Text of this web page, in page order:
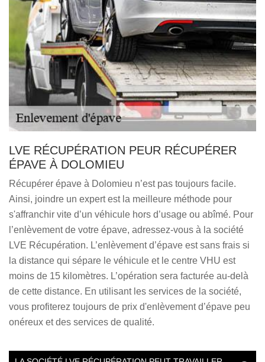
LVE RÉCUPÉRATION PEUR RÉCUPÉRER
ÉPAVE À DOLOMIEU
Récupérer épave à Dolomieu n’est pas toujours facile.
Ainsi, joindre un expert est la meilleure méthode pour
s'affranchir vite d’un véhicule hors d’usage ou abîmé. Pour
l’enlèvement de votre épave, adressez-vous à la société
LVE Récupération. L’enlèvement d’épave est sans frais si
la distance qui sépare le véhicule et le centre VHU est
moins de 15 kilomètres. L’opération sera facturée au-delà
de cette distance. En utilisant les services de la société,
vous profiterez toujours de prix d'enlèvement d’épave peu
onéreux et des services de qualité.